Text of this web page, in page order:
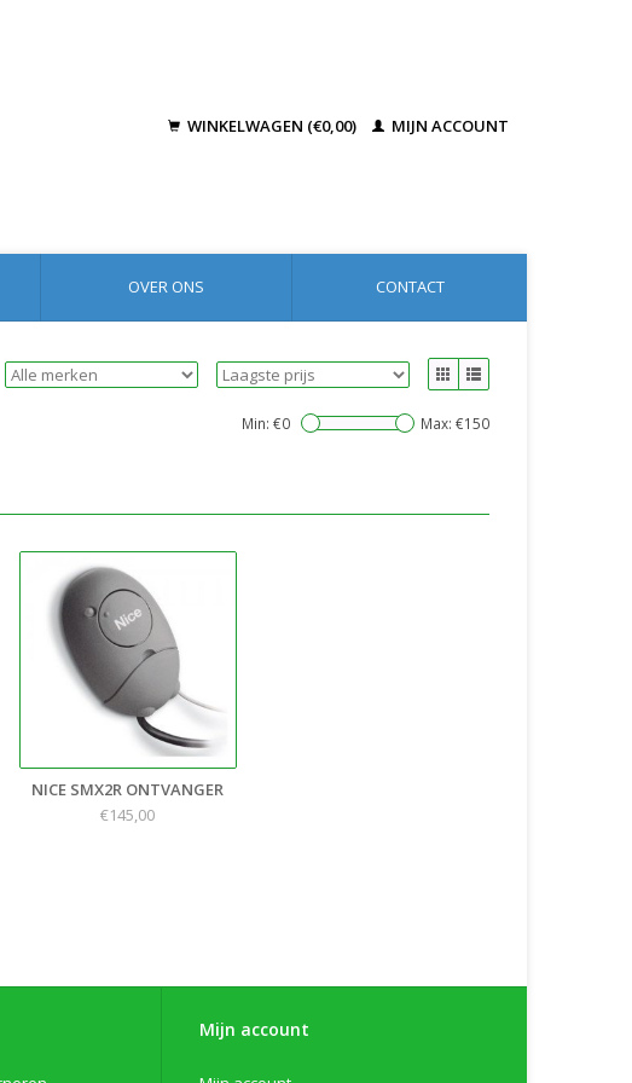
WINKELWAGEN (€0,00) MIJN ACCOUNT
OVER ONS CONTACT
Min: €0 Max: €150
NICE SMX2R ONTVANGER
€145,00
Mijn account